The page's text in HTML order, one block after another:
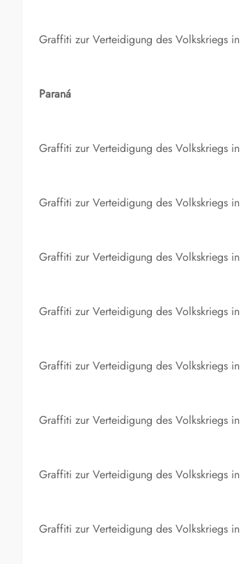
Graffiti zur Verteidigung des Volkskriegs
Paraná
Graffiti zur Verteidigung des Volkskriegs
Graffiti zur Verteidigung des Volkskriegs
Graffiti zur Verteidigung des Volkskriegs
Graffiti zur Verteidigung des Volkskriegs
Graffiti zur Verteidigung des Volkskriegs
Graffiti zur Verteidigung des Volkskriegs
Graffiti zur Verteidigung des Volkskriegs
Graffiti zur Verteidigung des Volkskriegs